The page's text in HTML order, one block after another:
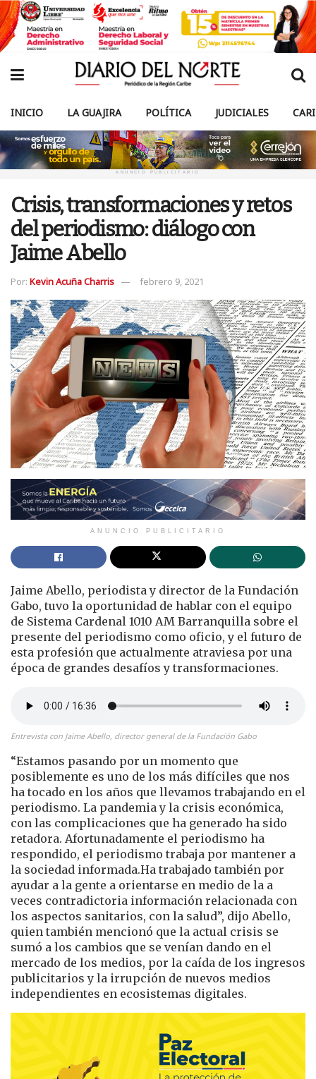
INICIO LA GUAJIRA POLÍTICA JUDICIALES
ANUNCIO PUBLICITARIO
Crisis, transformaciones y retos
del periodismo: diálogo con
Jaime Abello
Por: Kevin Acuña Charris febrero 9, 2021
ANUNCIO PUBLICITARIO
Jaime Abello, periodista y director de la Fundación
Gabo, tuvo la oportunidad de hablar con el equipo
de Sistema Cardenal 1010 AM Barranquilla sobre el
presente del periodismo como oficio, y el futuro de
esta profesión que actualmente atraviesa por una
época de grandes desafíos y transformaciones.
Entrevista con Jaime Abello, director general de la Fundación Gabo
“Estamos pasando por un momento que
posiblemente es uno de los más difíciles que nos
ha tocado en los años que llevamos trabajando en el
periodismo. La pandemia y la crisis económica,
con las complicaciones que ha generado ha sido
retadora. Afortunadamente el periodismo ha
respondido, el periodismo trabaja por mantener a
la sociedad informada.Ha trabajado también por
ayudar a la gente a orientarse en medio de la a
veces contradictoria información relacionada con
los aspectos sanitarios, con la salud”, dijo Abello,
quien también mencionó que la actual crisis se
sumó a los cambios que se venían dando en el
mercado de los medios, por la caída de los ingresos
publicitarios y la irrupción de nuevos medios
independientes en ecosistemas digitales.